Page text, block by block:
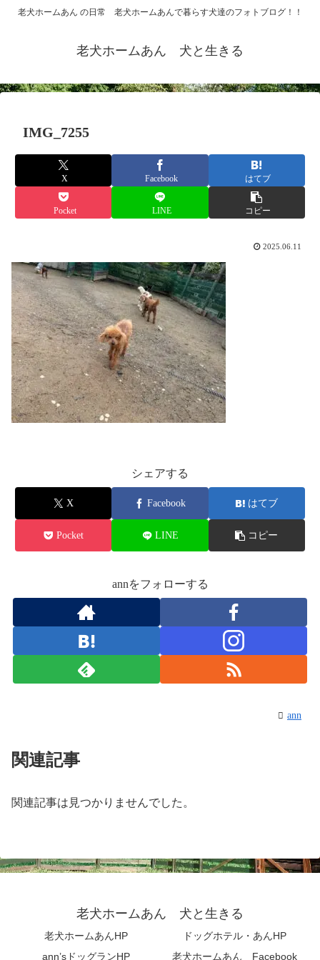
老犬ホームあん の日常 老犬ホームあんで暮らす犬達のフォトブログ！！
老犬ホームあん 犬と生きる
IMG_7255
X Facebook はてブ
Pocket LINE コピー
2025.06.11
シェアする
X Facebook はてブ
Pocket LINE コピー
annをフォローする
ann
関連記事
関連記事は見つかりませんでした。
老犬ホームあん 犬と生きる
老犬ホームあんHP
ドッグホテル・あんHP
ann’sドッグランHP
老犬ホームあん Facebook